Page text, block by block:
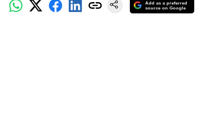
Add as a preferred
source on Google